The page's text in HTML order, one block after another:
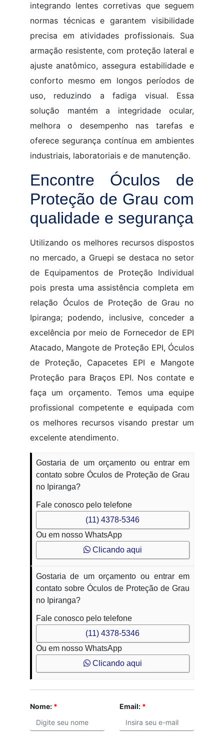
integrando lentes corretivas que seguem
normas técnicas e garantem visibilidade
precisa em atividades profissionais. Sua
armação resistente, com proteção lateral e
ajuste anatômico, assegura estabilidade e
conforto mesmo em longos períodos de
uso, reduzindo a fadiga visual. Essa
solução mantém a integridade ocular,
melhora o desempenho nas tarefas e
oferece segurança contínua em ambientes
industriais, laboratoriais e de manutenção.
Encontre Óculos de
Proteção de Grau com
qualidade e segurança
Utilizando os melhores recursos dispostos
no mercado, a Gruepi se destaca no setor
de Equipamentos de Proteção Individual
pois presta uma assistência completa em
relação Óculos de Proteção de Grau no
Ipiranga; podendo, inclusive, conceder a
excelência por meio de Fornecedor de EPI
Atacado, Mangote de Proteção EPI, Óculos
de Proteção, Capacetes EPI e Mangote
Proteção para Braços EPI. Nos contate e
faça um orçamento. Temos uma equipe
profissional competente e equipada com
os melhores recursos visando prestar um
excelente atendimento.
Gostaria de um orçamento ou entrar em
contato sobre Óculos de Proteção de Grau
no Ipiranga?
Fale conosco pelo telefone
(11) 4378-5346
Ou em nosso WhatsApp
Clicando aqui
Gostaria de um orçamento ou entrar em
contato sobre Óculos de Proteção de Grau
no Ipiranga?
Fale conosco pelo telefone
(11) 4378-5346
Ou em nosso WhatsApp
Clicando aqui
Nome: * Email: *